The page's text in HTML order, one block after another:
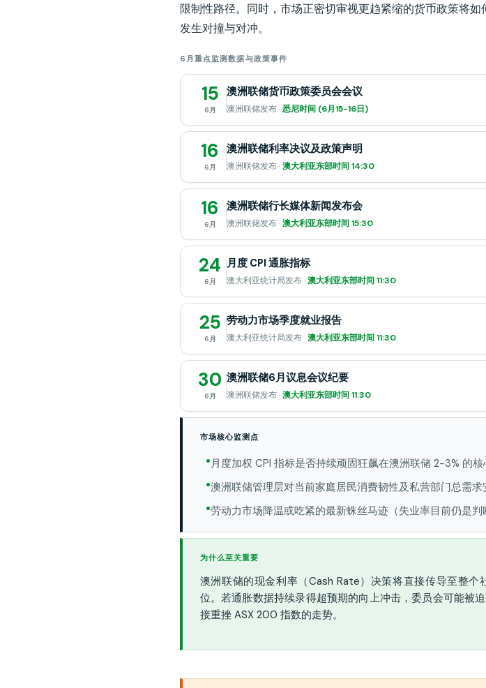
限制性路径。同时，市场正密切审视更趋紧缩的货币政策将
发生对撞与对冲。
6月重点监测数据与政策事件
15
6月
澳洲联储货币政策委员会会议
澳洲联储发布 ·悉尼时间 (6月15-16日)
16
6月
澳洲联储利率决议及政策声明
澳洲联储发布 ·澳大利亚东部时间 14:30
16
6月
澳洲联储行长媒体新闻发布会
澳洲联储发布 ·澳大利亚东部时间 15:30
24
6月
月度 CPI 通胀指标
澳大利亚统计局发布 ·澳大利亚东部时间 11:30
25
6月
劳动力市场季度就业报告
澳大利亚统计局发布 ·澳大利亚东部时间 11:30
30
6月
澳洲联储6月议息会议纪要
澳洲联储发布 ·澳大利亚东部时间 11:30
市场核心监测点
月度加权 CPI 指标是否持续顽固狂飙在澳洲联储 2-3% 的
澳洲联储管理层对当前家庭居民消费韧性及私营部门总需
劳动力市场降温或吃紧的最新蛛丝马迹（失业率目前仍是判
为什么至关重要
澳洲联储的现金利率（Cash Rate）决策将直接传导至整
位。若通胀数据持续录得超预期的向上冲击，委员会可能被
接重挫 ASX 200 指数的走势。